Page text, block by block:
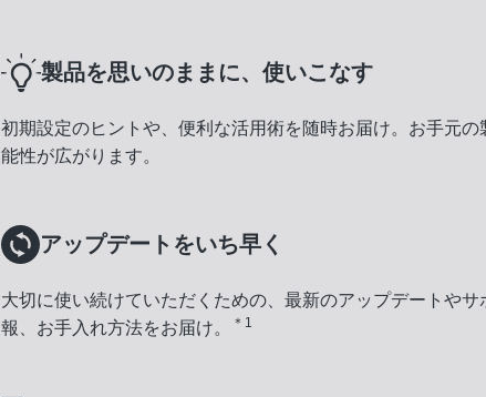
製品を思いのままに、使いこなす
初期設定のヒントや、便利な活用術を随時お届け。お手元の
能性が広がります。
アップデートをいち早く
大切に使い続けていただくための、最新のアップデートやサ
報、お手入れ方法をお届け。
＊1